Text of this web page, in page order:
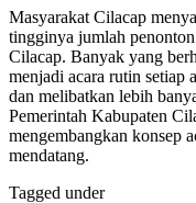
Masyarakat Cilacap
tingginya jumlah
Cilacap. Banyak yang
menjadi acara rutin setiap
dan melibatkan lebih
Pemerintah Kabupaten
mengembangkan konsep
mendatang.
Tagged under